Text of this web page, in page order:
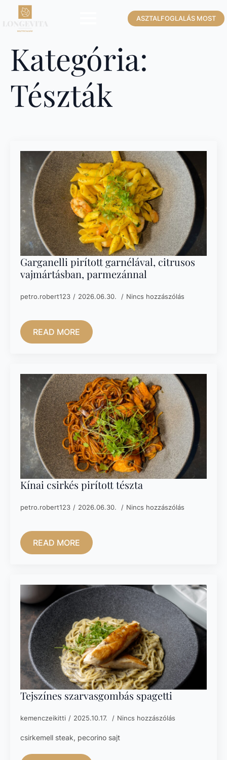
ASZTALFOGLALÁS MOST
Kategória:
Tészták
Garganelli pirított garnélával, citrusos
vajmártásban, parmezánnal
petro.robert123 2026.06.30. Nincs hozzászólás
READ MORE
Kínai csirkés pirított tészta
petro.robert123 2026.06.30. Nincs hozzászólás
READ MORE
Tejszínes szarvasgombás spagetti
kemenczeikitti 2025.10.17. Nincs hozzászólás
csirkemell steak, pecorino sajt